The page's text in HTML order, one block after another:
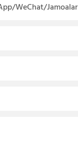
WeChat/Jamoalar